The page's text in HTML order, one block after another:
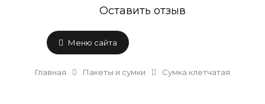
Оставить отзыв
Меню сайта
Главная Пакеты и сумки Сумка клетчатая